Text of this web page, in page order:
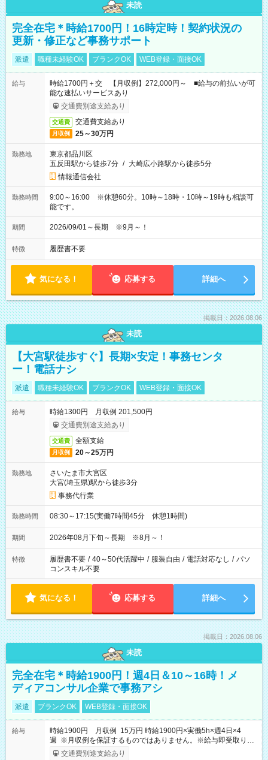
未読
完全在宅＊時給1700円！16時定時！契約状況の
更新・修正など事務サポート
派遣 職種未経験OK ブランクOK WEB登録・面接OK
給与
時給1700円＋交 【月収例】272,000円～ ■給与の前払いが可
能な速払いサービスあり
交通費別途支給あり
交通費 交通費支給あり
月収例 25～30万円
勤務地
東京都品川区
五反田駅から徒歩7分 / 大崎広小路駅から徒歩5分
情報通信会社
勤務時間
9:00～16:00 ※休憩60分。10時～18時・10時～19時も相談可
能です。
期間 2026/09/01～長期 ※9月～！
特徴 履歴書不要
気になる！ 応募する 詳細へ
掲載日：2026.08.06
未読
【大宮駅徒歩すぐ】長期×安定！事務センタ
ー！電話ナシ
派遣 職種未経験OK ブランクOK WEB登録・面接OK
給与
時給1300円 月収例 201,500円
交通費別途支給あり
交通費 全額支給
月収例 20～25万円
勤務地
さいたま市大宮区
大宮(埼玉県)駅から徒歩3分
事務代行業
勤務時間 08:30～17:15(実働7時間45分 休憩1時間)
期間 2026年08月下旬～長期 ※8月～！
特徴 履歴書不要 / 40～50代活躍中 / 服装自由 / 電話対応なし / パソ
コンスキル不要
気になる！ 応募する 詳細へ
掲載日：2026.08.06
未読
完全在宅＊時給1900円！週4日＆10～16時！メ
ディアコンサル企業で事務アシ
派遣 ブランクOK WEB登録・面接OK
給与
時給1900円 月収例 15万円 時給1900円×実働5h×週4日×4
週 ※月収例を保証するものではありません。※給与即受取りサ
ービス利用可（利用条件有）
交通費別途支給あり